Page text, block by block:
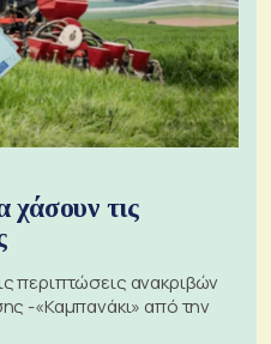
χάσουν τις
περιπτώσεις ανακριβών
-«Καμπανάκι» από την